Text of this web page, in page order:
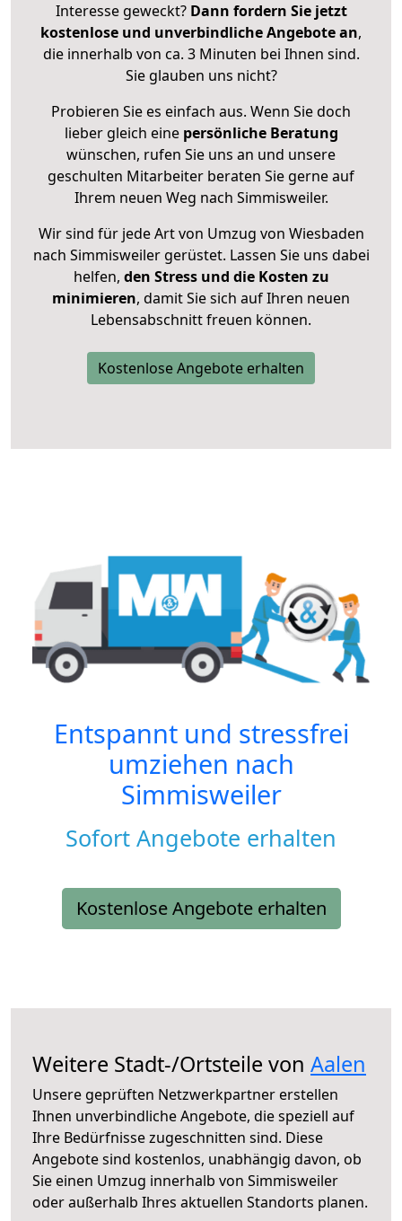
Interesse geweckt? Dann fordern Sie jetzt
kostenlose und unverbindliche Angebote an,
die innerhalb von ca. 3 Minuten bei Ihnen sind.
Sie glauben uns nicht?
Probieren Sie es einfach aus. Wenn Sie doch
lieber gleich eine persönliche Beratung
wünschen, rufen Sie uns an und unsere
geschulten Mitarbeiter beraten Sie gerne auf
Ihrem neuen Weg nach Simmisweiler.
Wir sind für jede Art von Umzug von Wiesbaden
nach Simmisweiler gerüstet. Lassen Sie uns dabei
helfen, den Stress und die Kosten zu
minimieren, damit Sie sich auf Ihren neuen
Lebensabschnitt freuen können.
Kostenlose Angebote erhalten
Entspannt und stressfrei
umziehen nach
Simmisweiler
Sofort Angebote erhalten
Kostenlose Angebote erhalten
Weitere Stadt-/Ortsteile von Aalen
Unsere geprüften Netzwerkpartner erstellen
Ihnen unverbindliche Angebote, die speziell auf
Ihre Bedürfnisse zugeschnitten sind. Diese
Angebote sind kostenlos, unabhängig davon, ob
Sie einen Umzug innerhalb von Simmisweiler
oder außerhalb Ihres aktuellen Standorts planen.